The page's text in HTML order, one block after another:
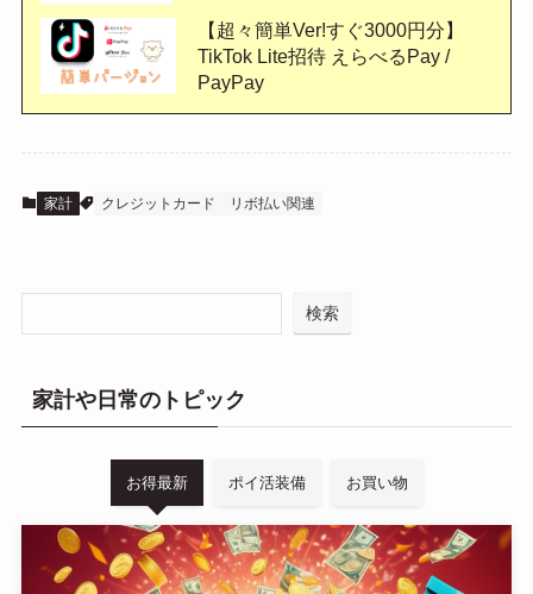
【超々簡単Ver!すぐ3000円分】
TikTok Lite招待 えらべるPay /
PayPay
家計 クレジットカード リボ払い関連
検索
家計や日常のトピック
お得最新 ポイ活装備 お買い物